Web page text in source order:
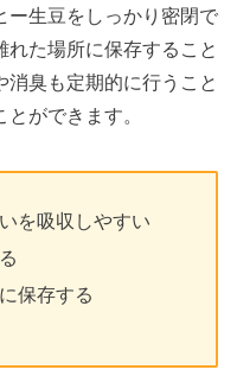
ー生豆をしっかり密閉で
れた場所に保存すること
臭も定期的に行うこと
ができます。
を吸収しやすい
保存する